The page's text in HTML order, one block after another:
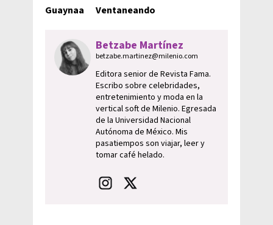
Guaynaa
Ventaneando
Betzabe Martínez
betzabe.martinez@milenio.com
Editora senior de Revista Fama.
Escribo sobre celebridades,
entretenimiento y moda en la
vertical soft de Milenio. Egresada
de la Universidad Nacional
Autónoma de México. Mis
pasatiempos son viajar, leer y
tomar café helado.